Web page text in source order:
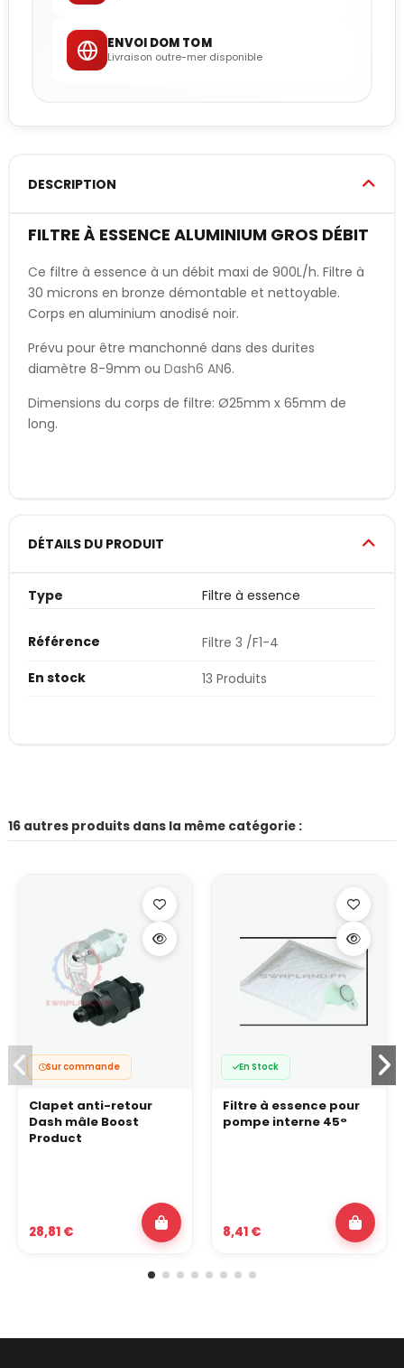
ENVOI DOM TOM
Livraison outre-mer disponible
DESCRIPTION
FILTRE À ESSENCE ALUMINIUM GROS DÉBIT
Ce filtre à essence à un débit maxi de 900L/h. Filtre à
30 microns en bronze démontable et nettoyable.
Corps en aluminium anodisé noir.
Prévu pour être manchonné dans des durites
diamètre 8-9mm ou Dash6 AN6.
Dimensions du corps de filtre: Ø25mm x 65mm de
long.
DÉTAILS DU PRODUIT
Type Filtre à essence
Référence
Filtre 3 /F1-4
En stock
13 Produits
16 autres produits dans la même catégorie :
Sur commande
Clapet anti-retour
Dash mâle Boost
Product
28,81 €
En Stock
Filtre à essence pour
pompe interne 45°
8,41 €